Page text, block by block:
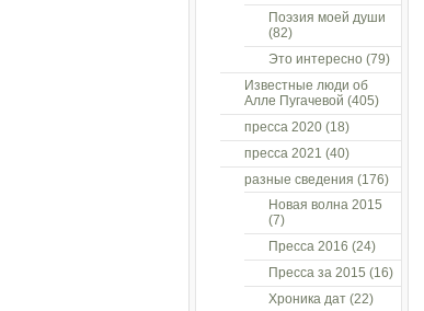
Поэзия моей души
(82)
Это интересно (79)
Известные люди об
Алле Пугачевой (405)
пресса 2020(18)
пресса 2021 (40)
разные сведения (176)
Новая волна 2015
(7)
Пресса 2016 (24)
Пресса за 2015 (16)
Хроника дат(22)